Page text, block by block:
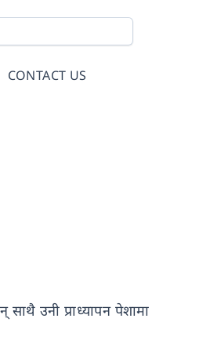
CONTACT US
साथै उनी प्राध्यापन पेशामा